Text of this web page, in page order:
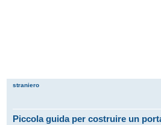
straniero
Piccola guida per costruire un